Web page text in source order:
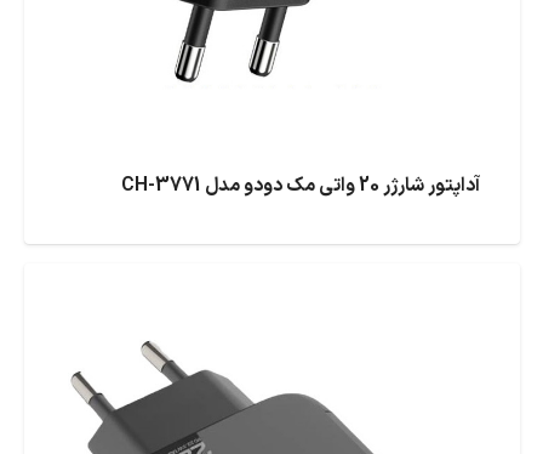
آداپتور شارژر 20 واتی مک دودو مدل CH-3771